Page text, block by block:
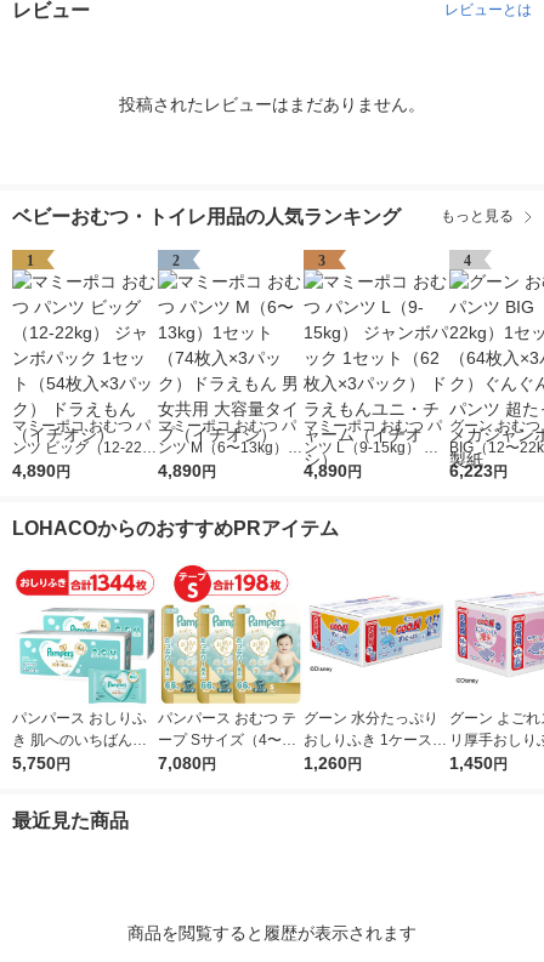
レビュー レビューとは
投稿されたレビューはまだありません。
ベビーおむつ・トイレ用品の人気ランキング もっと見る
1
マミーポコ おむつ パ
ンツ ビッグ（12-22k
g） ジャンボパック 1
（イチオシ）
4,890円
2
マミーポコ おむつ パ
ンツ M（6〜13kg）1
セット（74枚入×3パ
（イチオシ）
4,890円
3
マミーポコ おむつ パ
ンツ L（9-15kg） ジ
ャンボパック 1セット
ーム（イチオシ）
4,890円
4
グーン おむ
BIG（12〜
ット（64枚入
6,223円
LOHACOからのおすすめPRアイテム
パンパース おしりふ
き 肌へのいちばん（5
6枚×12個）2ケース P
5,750円
パンパース おむつ テ
ープ Sサイズ（4〜8k
g）1セット（66枚入×
7,080円
グーン 水分たっぷり
おしりふき 1ケース
（70枚入×12パック）
1,260円
グーン よご
リ厚手おしり
ース（60枚
1,450円
最近見た商品
商品を閲覧すると履歴が表示されます